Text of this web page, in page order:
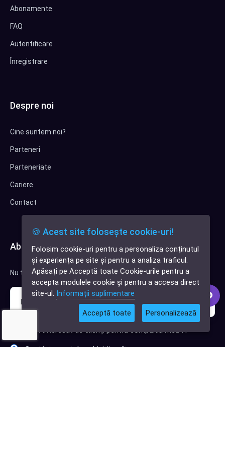
✕
Cauți o aplicație
software?
Abonamente
FAQ
Autentificare
Înregistrare
Despre noi
Cine suntem noi?
Parteneri
Parteneriate
Cariere
Contact
Abonează-te la newsletter
Nu trimitem spam, deci nu îți face griji.
Sunt interesat de clienți pentru compania mea IT
Sunt interesat de achiziții software
🍪 Acest site folosește cookie-uri!
Folosim cookie-uri pentru a personaliza conținutul
și experiența pe site și pentru a analiza traficul.
Apăsați pe Acceptă toate Cookie-urile pentru a
accepta modulele cookie și pentru a accesa direct
site-ul. Informații suplimentare
Acceptă toate Personalizează